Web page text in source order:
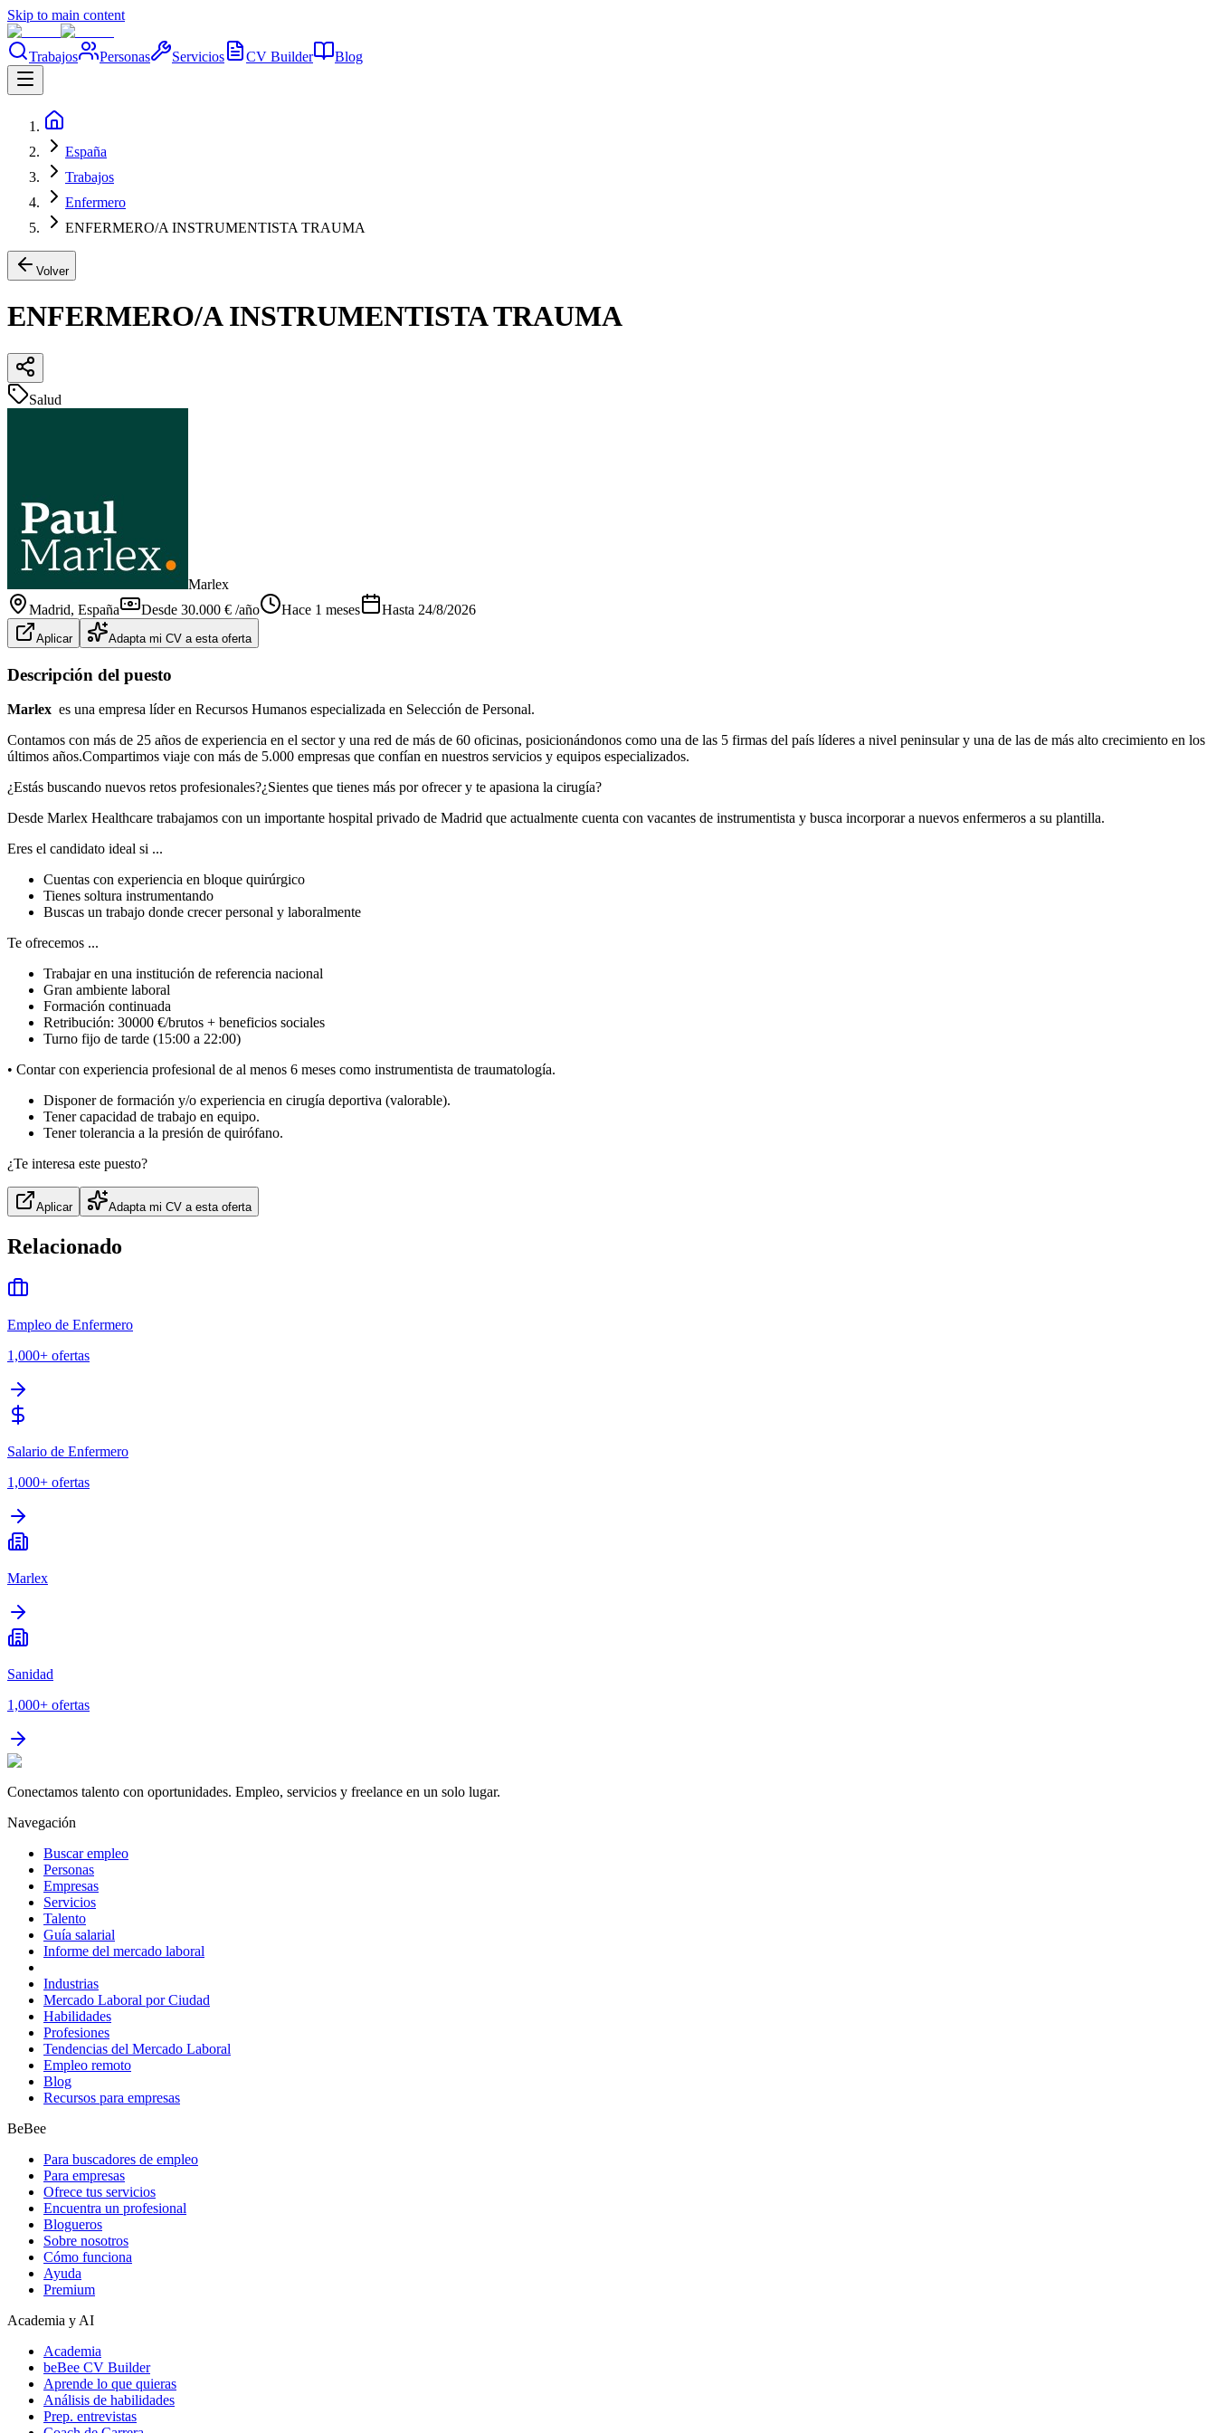
Skip to main content
Trabajos Personas Servicios CV Builder Blog
España
Trabajos
Enfermero
ENFERMERO/A INSTRUMENTISTA TRAUMA
Volver
ENFERMERO/A INSTRUMENTISTA TRAUMA
Salud
Marlex
Madrid, España Desde 30.000 € /año Hace 1 meses Hasta 24/8/2026
Aplicar Adapta mi CV a esta oferta
Descripción del puesto
Marlex es una empresa líder en Recursos Humanos especializada en Selección de Personal.
Contamos con más de 25 años de experiencia en el sector y una red de más de 60 oficinas, posicionándonos como una de las 5 firmas del país líderes a nivel peninsular y una de las de más alto crecimiento en los
últimos años.Compartimos viaje con más de 5.000 empresas que confían en nuestros servicios y equipos especializados.
¿Estás buscando nuevos retos profesionales?¿Sientes que tienes más por ofrecer y te apasiona la cirugía?
Desde Marlex Healthcare trabajamos con un importante hospital privado de Madrid que actualmente cuenta con vacantes de instrumentista y busca incorporar a nuevos enfermeros a su plantilla.
Eres el candidato ideal si ...
Cuentas con experiencia en bloque quirúrgico
Tienes soltura instrumentando
Buscas un trabajo donde crecer personal y laboralmente
Te ofrecemos ...
Trabajar en una institución de referencia nacional
Gran ambiente laboral
Formación continuada
Retribución: 30000 €/brutos + beneficios sociales
Turno fijo de tarde (15:00 a 22:00)
• Contar con experiencia profesional de al menos 6 meses como instrumentista de traumatología.
Disponer de formación y/o experiencia en cirugía deportiva (valorable).
Tener capacidad de trabajo en equipo.
Tener tolerancia a la presión de quirófano.
¿Te interesa este puesto?
Aplicar Adapta mi CV a esta oferta
Relacionado
Empleo de Enfermero
1,000+ ofertas
Salario de Enfermero
1,000+ ofertas
Marlex
Sanidad
1,000+ ofertas
Conectamos talento con oportunidades. Empleo, servicios y freelance en un solo lugar.
Navegación
Buscar empleo
Personas
Empresas
Servicios
Talento
Guía salarial
Informe del mercado laboral
Industrias
Mercado Laboral por Ciudad
Habilidades
Profesiones
Tendencias del Mercado Laboral
Empleo remoto
Blog
Recursos para empresas
BeBee
Para buscadores de empleo
Para empresas
Ofrece tus servicios
Encuentra un profesional
Blogueros
Sobre nosotros
Cómo funciona
Ayuda
Premium
Academia y AI
Academia
beBee CV Builder
Aprende lo que quieras
Análisis de habilidades
Prep. entrevistas